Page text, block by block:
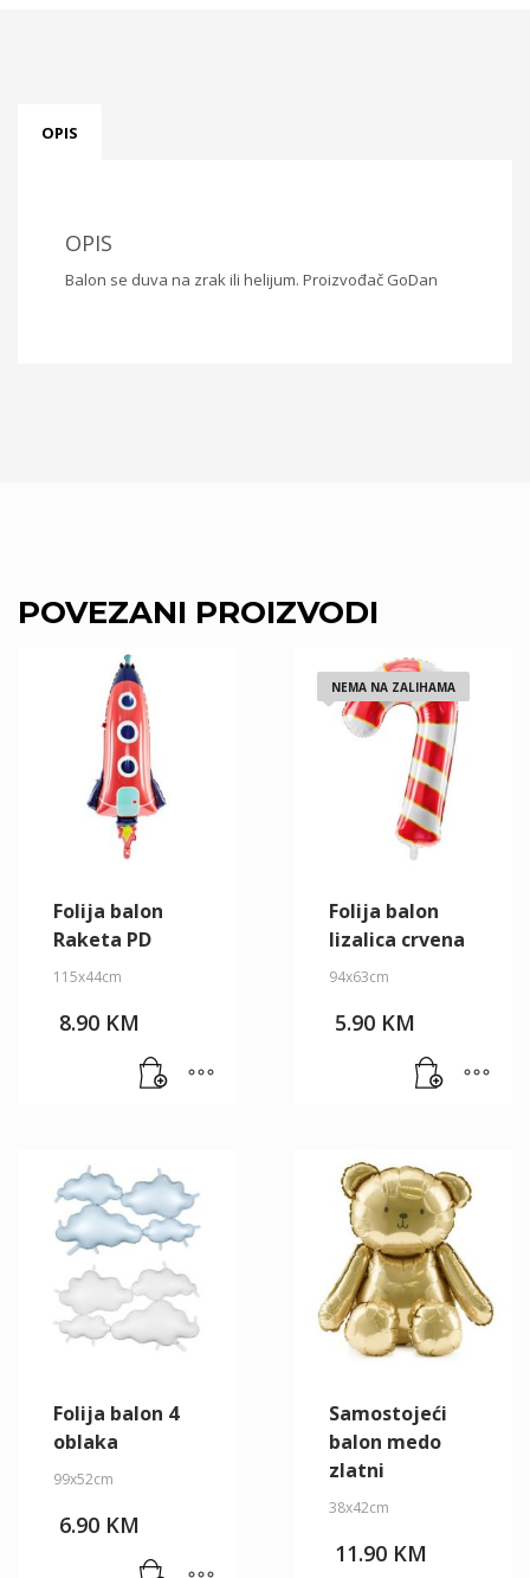
OPIS
OPIS
Balon se duva na zrak ili helijum. Proizvođač GoDan
POVEZANI PROIZVODI
Folija balon
Raketa PD
115x44cm
8.90 KM
NEMA NA ZALIHAMA
Folija balon
lizalica crvena
94x63cm
5.90 KM
Folija balon 4
oblaka
99x52cm
6.90 KM
Samostojeći
balon medo
zlatni
38x42cm
11.90 KM